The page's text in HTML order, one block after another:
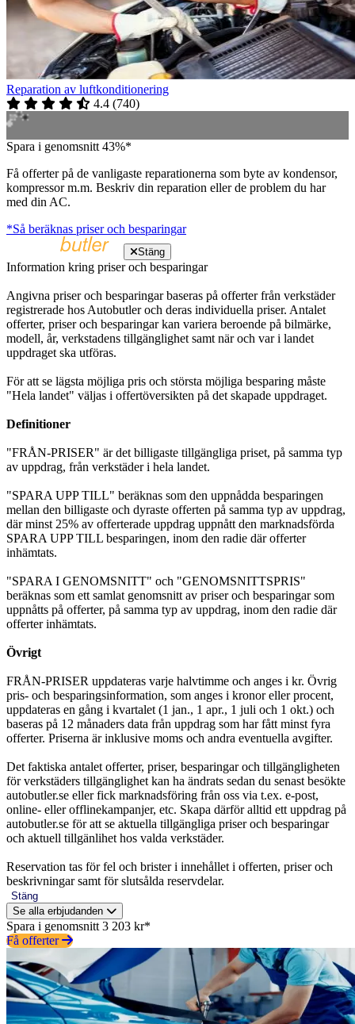
Reparation av luftkonditionering
4.4 (740)
Spara i genomsnitt 43%*
Få offerter på de vanligaste reparationerna som byte av kondensor,
kompressor m.m. Beskriv din reparation eller de problem du har
med din AC.
*Så beräknas priser och besparingar
Stäng
Information kring priser och besparingar
Angivna priser och besparingar baseras på offerter från verkstäder
registrerade hos Autobutler och deras individuella priser. Antalet
offerter, priser och besparingar kan variera beroende på bilmärke,
modell, år, verkstadens tillgänglighet samt när och var i landet
uppdraget ska utföras.
För att se lägsta möjliga pris och största möjliga besparing måste
"Hela landet" väljas i offertöversikten på det skapade uppdraget.
Definitioner
"FRÅN-PRISER" är det billigaste tillgängliga priset, på samma typ
av uppdrag, från verkstäder i hela landet.
"SPARA UPP TILL" beräknas som den uppnådda besparingen
mellan den billigaste och dyraste offerten på samma typ av uppdrag,
där minst 25% av offerterade uppdrag uppnått den marknadsförda
SPARA UPP TILL besparingen, inom den radie där offerter
inhämtats.
"SPARA I GENOMSNITT" och "GENOMSNITTSPRIS"
beräknas som ett samlat genomsnitt av priser och besparingar som
uppnåtts på offerter, på samma typ av uppdrag, inom den radie där
offerter inhämtats.
Övrigt
FRÅN-PRISER uppdateras varje halvtimme och anges i kr. Övrig
pris- och besparingsinformation, som anges i kronor eller procent,
uppdateras en gång i kvartalet (1 jan., 1 apr., 1 juli och 1 okt.) och
baseras på 12 månaders data från uppdrag som har fått minst fyra
offerter. Priserna är inklusive moms och andra eventuella avgifter.
Det faktiska antalet offerter, priser, besparingar och tillgängligheten
för verkstäders tillgänglighet kan ha ändrats sedan du senast besökte
autobutler.se eller fick marknadsföring från oss via t.ex. e-post,
online- eller offlinekampanjer, etc. Skapa därför alltid ett uppdrag på
autobutler.se för att se aktuella tillgängliga priser och besparingar
och aktuell tillgänlihet hos valda verkstäder.
Reservation tas för fel och brister i innehållet i offerten, priser och
beskrivningar samt för slutsålda reservdelar.
Stäng
Se alla erbjudanden
Spara i genomsnitt 3 203 kr*
Få offerter